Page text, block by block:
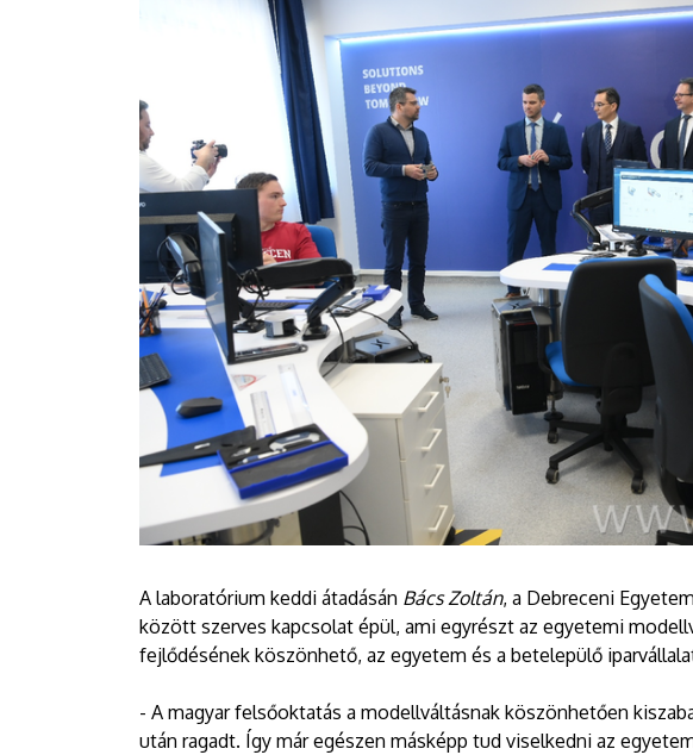
A laboratórium keddi átadásán Bács Zoltán, a Debreceni
között szerves kapcsolat épül, ami egyrészt az egyetemi
fejlődésének köszönhető, az egyetem és a betelepülő
- A magyar felsőoktatás a modellváltásnak köszönhetően
után ragadt. Így már egészen másképp tud viselkedni az